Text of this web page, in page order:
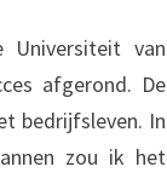
van
afgerond. De
bedrijfsleven. In
zou ik het